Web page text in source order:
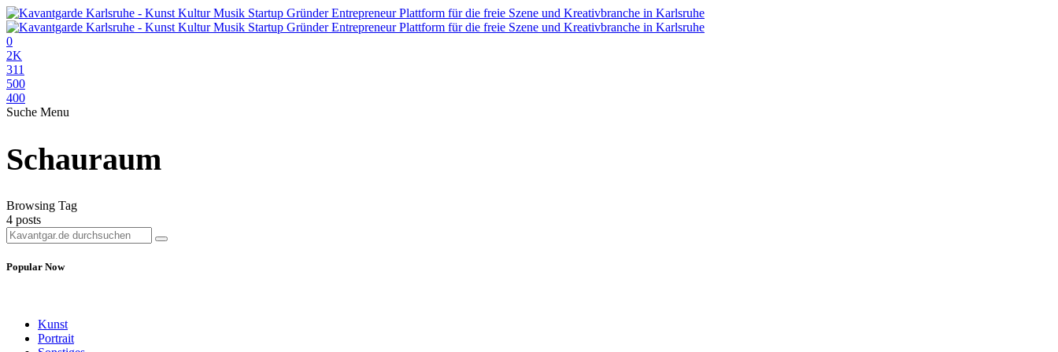
0
2K
311
500
400
Suche Menu
Schauraum
Browsing Tag
4 posts
Popular Now
Kunst
Portrait